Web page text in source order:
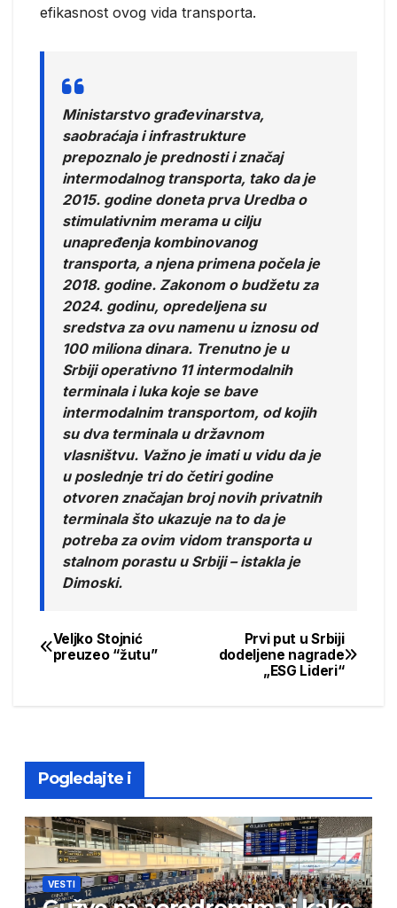
efikasnost ovog vida transporta.
Ministarstvo građevinarstva,
saobraćaja i infrastrukture
prepoznalo je prednosti i značaj
intermodalnog transporta, tako da je
2015. godine doneta prva Uredba o
stimulativnim merama u cilju
unapređenja kombinovanog
transporta, a njena primena počela je
2018. godine. Zakonom o budžetu za
2024. godinu, opredeljena su
sredstva za ovu namenu u iznosu od
100 miliona dinara. Trenutno je u
Srbiji operativno 11 intermodalnih
terminala i luka koje se bave
intermodalnim transportom, od kojih
su dva terminala u državnom
vlasništvu. Važno je imati u vidu da je
u poslednje tri do četiri godine
otvoren značajan broj novih privatnih
terminala što ukazuje na to da je
potreba za ovim vidom transporta u
stalnom porastu u Srbiji – istakla je
Dimoski.
Post
Prvi put u Srbiji
dodeljene nagrade
„ESG Lideri“
Veljko Stojnić
preuzeo “žutu”
Pogledajte i
VESTI